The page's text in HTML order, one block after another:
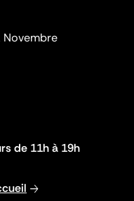
Novembre
de 11h à 19h